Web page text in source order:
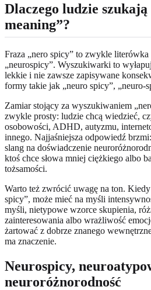
Dlaczego ludzie
meaning”?
Fraza „nero spicy” to zwykle literówka
„neurospicy”. Wyszukiwarki to
lekkie i nie zawsze zapisywane
formy takie jak „neuro spicy”, „neuro-
Zamiar stojący za wyszukiwaniem
zwykle prosty: ludzie chcą wiedzieć,
osobowości, ADHD, autyzmu,
innego. Najjaśniejsza odpowiedź
slang na doświadczenie
ktoś chce słowa mniej ciężkiego albo
tożsamości.
Warto też zwrócić uwagę na ton.
spicy”, może mieć na myśli
myśli, nietypowe wzorce skupienia,
zainteresowania albo wrażliwość
żartować z dobrze znanego
ma znaczenie.
Neurospicy,
neuroróżnorodność